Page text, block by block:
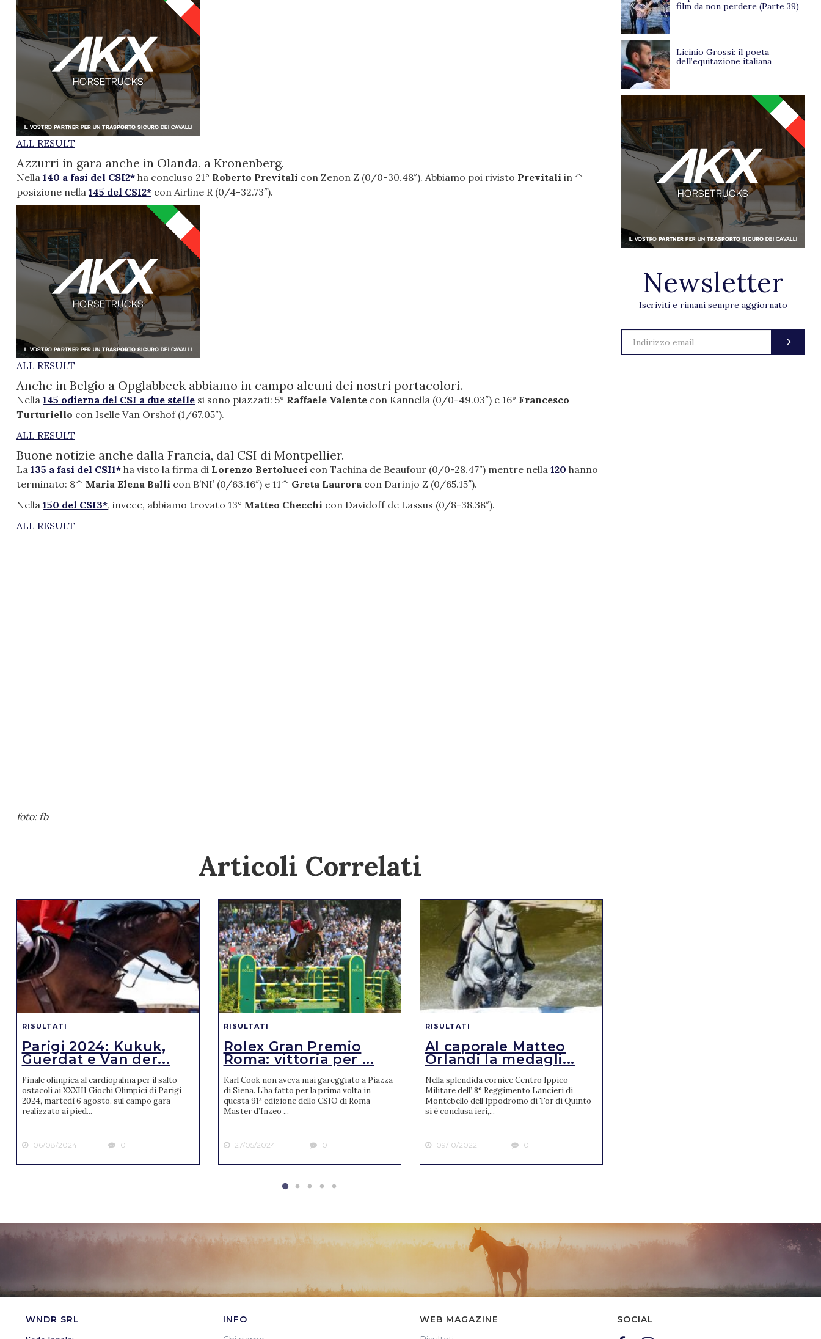
ALL RESULT
Azzurri in gara anche in Olanda, a Kronenberg.
Nella 140 a fasi del CSI2* ha concluso 21° Roberto Previtali con Zenon Z (0/0-30.48″). Abbiamo poi rivisto Previtali in ^
posizione nella 145 del CSI2* con Airline R (0/4-32.73″).
ALL RESULT
Anche in Belgio a Opglabbeek abbiamo in campo alcuni dei nostri portacolori.
Nella 145 odierna del CSI a due stelle si sono piazzati: 5° Raffaele Valente con Kannella (0/0-49.03″) e 16° Francesco
Turturiello con Iselle Van Orshof (1/67.05″).
ALL RESULT
Buone notizie anche dalla Francia, dal CSI di Montpellier.
La 135 a fasi del CSI1* ha visto la firma di Lorenzo Bertolucci con Tachina de Beaufour (0/0-28.47″) mentre nella 120 hanno
terminato: 8^ Maria Elena Balli con B’NI’ (0/63.16″) e 11^ Greta Laurora con Darinjo Z (0/65.15″).
Nella 150 del CSI3*, invece, abbiamo trovato 13° Matteo Checchi con Davidoff de Lassus (0/8-38.38″).
ALL RESULT
foto: fb
Articoli Correlati
RISULTATI
Parigi 2024: Kukuk,
Guerdat e Van der...
Finale olimpica al cardiopalma per il salto
ostacoli ai XXXIII Giochi Olimpici di Parigi
2024, martedì 6 agosto, sul campo gara
realizzato ai pied...
06/08/2024 0
RISULTATI
Rolex Gran Premio
Roma: vittoria per ...
Karl Cook non aveva mai gareggiato a Piazza
di Siena. L’ha fatto per la prima volta in
questa 91ª edizione dello CSIO di Roma -
Master d’Inzeo ...
27/05/2024 0
RISULTATI
Al caporale Matteo
Orlandi la medagli...
Nella splendida cornice Centro Ippico
Militare dell’ 8° Reggimento Lancieri di
Montebello dell’Ippodromo di Tor di Quinto
si è conclusa ieri,...
09/10/2022 0
film da non perdere (Parte 39)
Licinio Grossi: il poeta
dell’equitazione italiana
Newsletter
Iscriviti e rimani sempre aggiornato
WNDR SRL
INFO
WEB MAGAZINE
SOCIAL